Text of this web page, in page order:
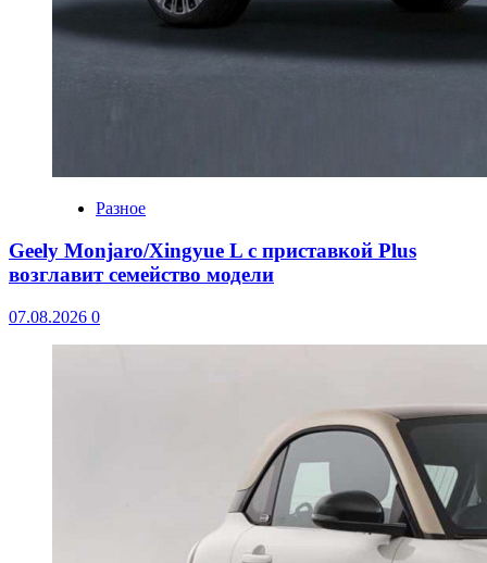
Разное
Geely Monjaro/Xingyue L с приставкой Plus
возглавит семейство модели
07.08.2026 0